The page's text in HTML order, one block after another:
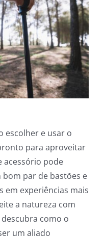
escolher e usar o
para aproveitar
acessório pode
par de bastões e
em experiências mais
a natureza com
como o
um aliado